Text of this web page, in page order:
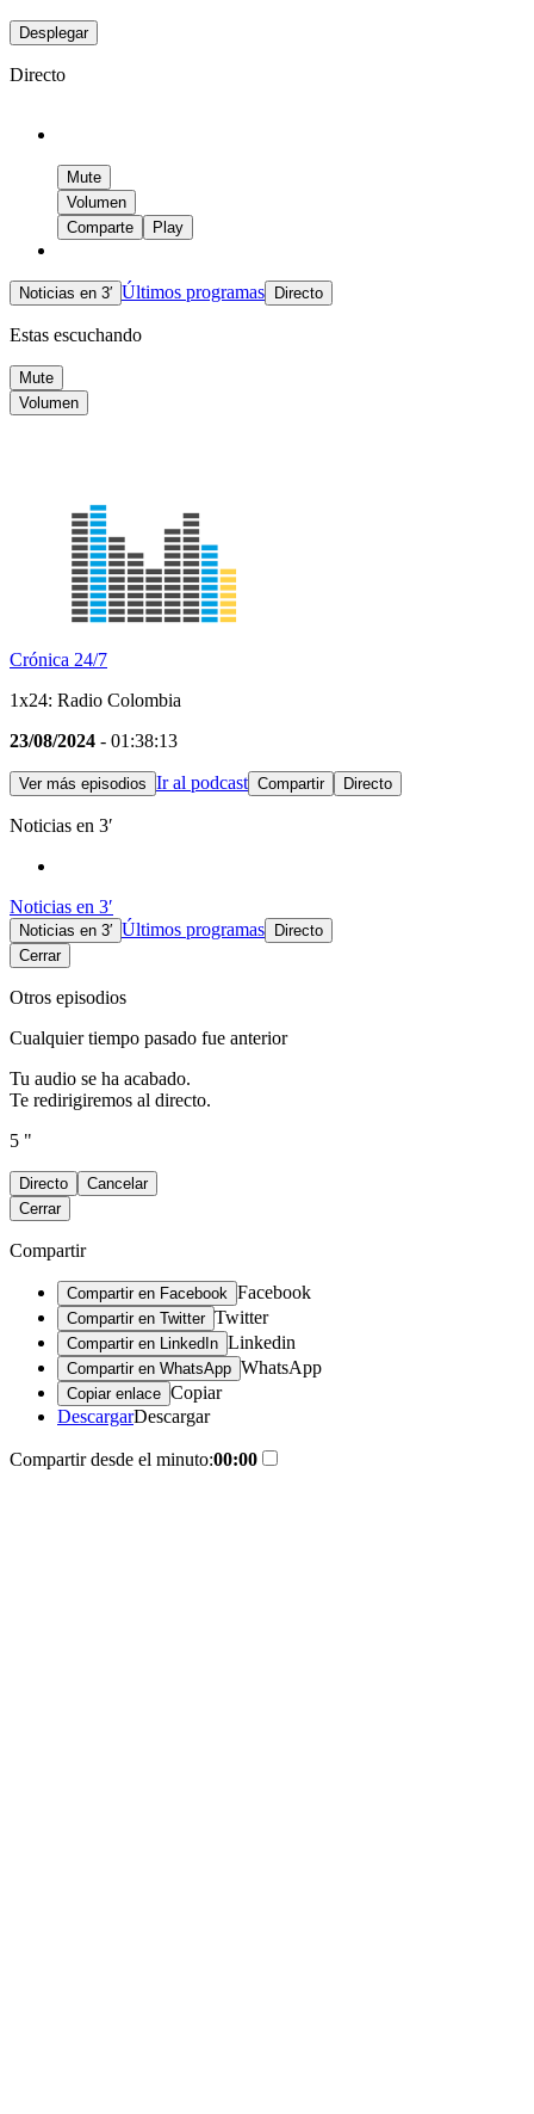
Desplegar
Directo
Mute
Volumen
Comparte
Play
Noticias en 3′ Últimos programas Directo
Estas escuchando
Mute
Volumen
Crónica 24/7
1x24: Radio Colombia
23/08/2024 - 01:38:13
Ver más episodios Ir al podcast Compartir Directo
Noticias en 3′
Noticias en 3′
Noticias en 3′ Últimos programas
Directo
Cerrar
Otros episodios
Cualquier tiempo pasado fue anterior
Tu audio se ha acabado.
Te redirigiremos al directo.
5 "
Directo
Cancelar
Cerrar
Compartir
Compartir en Facebook Facebook
Compartir en Twitter Twitter
Compartir en LinkedIn Linkedin
Compartir en WhatsApp WhatsApp
Copiar enlace Copiar
DescargarDescargar
Compartir desde el minuto:00:00